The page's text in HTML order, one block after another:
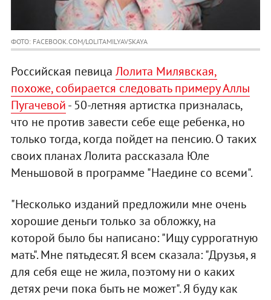
ФОТО: FACEBOOK.COM/LOLITAMILYAVSKAYA
Российская певица Лолита Милявская,
похоже, собирается следовать примеру Аллы
Пугачевой- 50-летняя артистка призналась,
что не против завести себе еще ребенка, но
только тогда, когда пойдет на пенсию. О таких
своих планах Лолита рассказала Юле
Меньшовой в программе "Наедине со всеми".
"Несколько изданий предложили мне очень
хорошие деньги только за обложку, на
которой было бы написано: "Ищу суррогатную
мать". Мне пятьдесят. Я всем сказала: "Друзья, я
для себя еще не жила, поэтому ни о каких
детях речи пока быть не может". Я буду как